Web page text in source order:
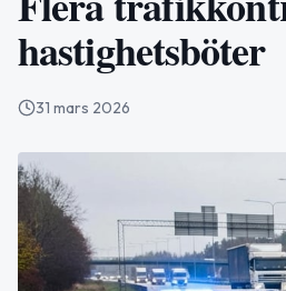
hastighetsböter
31 mars 2026